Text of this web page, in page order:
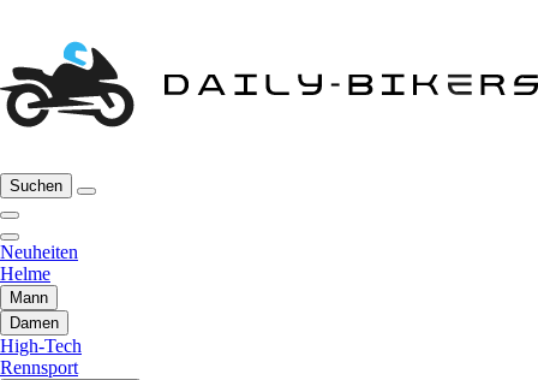
Suchen
Neuheiten
Helme
Mann
Damen
High-Tech
Rennsport